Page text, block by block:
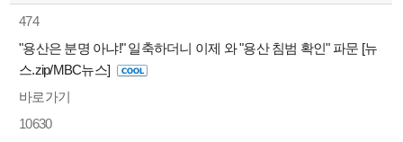
474
"용산은 분명 아냐!" 일축하더니 이제 와 "용산 침범 확인" 파문 [뉴
스.zip/MBC뉴스]
바로가기
10630